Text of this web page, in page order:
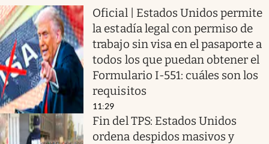
Oficial | Estados Unidos permite
la estadía legal con permiso de
trabajo sin visa en el pasaporte a
todos los que puedan obtener el
Formulario I-551: cuáles son los
requisitos
11:29
Fin del TPS: Estados Unidos
ordena despidos masivos y